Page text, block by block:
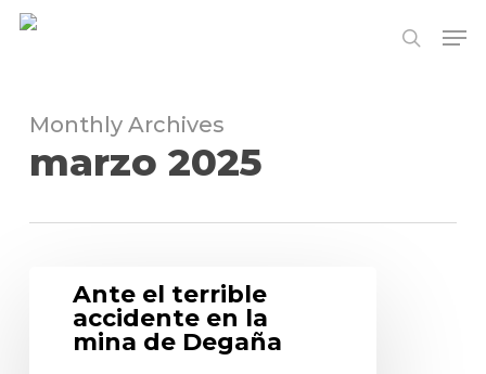
Skip
search
Monthly Archives
marzo 2025
Ante el terrible
accidente en la
mina de Degaña